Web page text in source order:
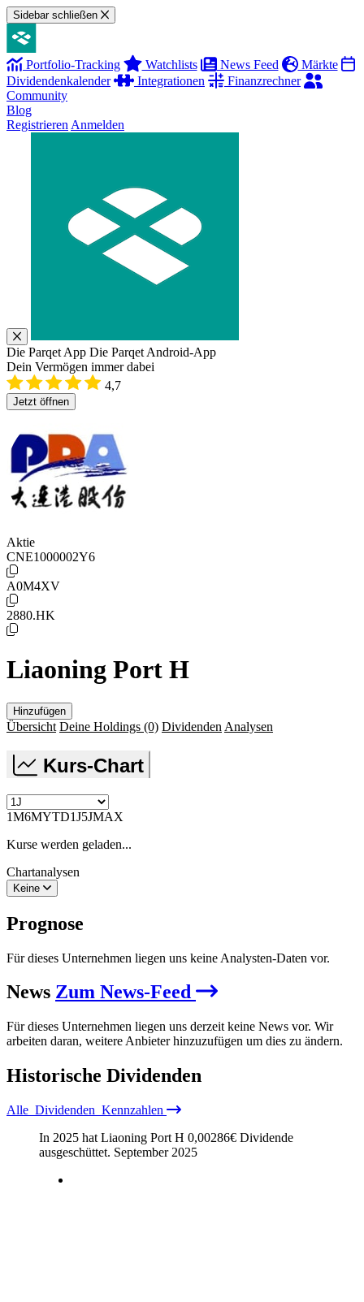
Sidebar schließen
Portfolio-Tracking Watchlists News Feed
Märkte
Dividendenkalender
Integrationen
Finanzrechner
Community
Blog
Registrieren Anmelden
Die Parqet App Die Parqet Android-App
Dein Vermögen immer dabei
4,7
Jetzt öffnen
Aktie
CNE1000002Y6
A0M4XV
2880.HK
Liaoning Port H
Hinzufügen
Übersicht Deine Holdings (0) Dividenden Analysen
Kurs-Chart
1M6MYTD1J5JMAX
Kurse werden geladen...
Chartanalysen
Keine
Prognose
Für dieses Unternehmen liegen uns keine Analysten-Daten vor.
News Zum News-Feed
Für dieses Unternehmen liegen uns derzeit keine News vor. Wir
arbeiten daran, weitere Anbieter hinzuzufügen um dies zu ändern.
Historische Dividenden
Alle Dividenden Kennzahlen
In 2025 hat Liaoning Port H 0,00286€ Dividende
ausgeschüttet. September 2025